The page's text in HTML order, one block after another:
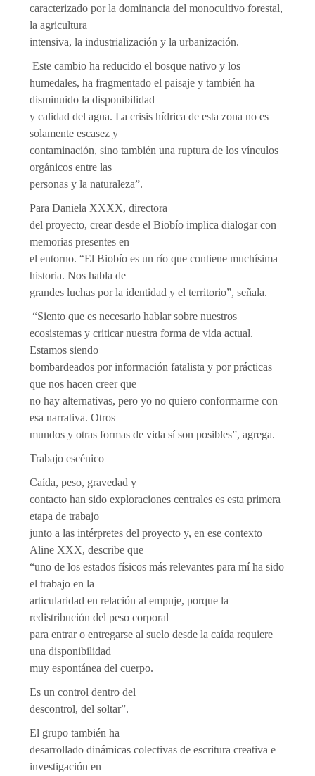
caracterizado por la dominancia del monocultivo forestal,
la agricultura
intensiva, la industrialización y la urbanización.
Este cambio ha reducido el bosque nativo y los
humedales, ha fragmentado el paisaje y también ha
disminuido la disponibilidad
y calidad del agua. La crisis hídrica de esta zona no es
solamente escasez y
contaminación, sino también una ruptura de los vínculos
orgánicos entre las
personas y la naturaleza”.
Para Daniela XXXX, directora
del proyecto, crear desde el Biobío implica dialogar con
memorias presentes en
el entorno. “El Biobío es un río que contiene muchísima
historia. Nos habla de
grandes luchas por la identidad y el territorio”, señala.
“Siento que es necesario hablar sobre nuestros
ecosistemas y criticar nuestra forma de vida actual.
Estamos siendo
bombardeados por información fatalista y por prácticas
que nos hacen creer que
no hay alternativas, pero yo no quiero conformarme con
esa narrativa. Otros
mundos y otras formas de vida sí son posibles”, agrega.
Trabajo escénico
Caída, peso, gravedad y
contacto han sido exploraciones centrales es esta primera
etapa de trabajo
junto a las intérpretes del proyecto y, en ese contexto
Aline XXX, describe que
“uno de los estados físicos más relevantes para mí ha sido
el trabajo en la
articularidad en relación al empuje, porque la
redistribución del peso corporal
para entrar o entregarse al suelo desde la caída requiere
una disponibilidad
muy espontánea del cuerpo.
Es un control dentro del
descontrol, del soltar”.
El grupo también ha
desarrollado dinámicas colectivas de escritura creativa e
investigación en